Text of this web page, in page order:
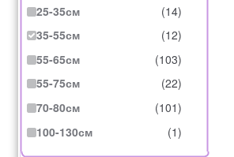
25-35см
(14)
35-55см
(12)
55-65см
(103)
55-75см
(22)
70-80см
(101)
100-130см
(1)